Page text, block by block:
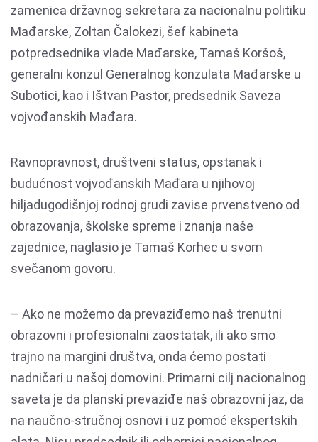
zamenica državnog sekretara za nacionalnu politiku
Mađarske, Zoltan Čalokezi, šef kabineta
potpredsednika vlade Mađarske, Tamaš Koršoš,
generalni konzul Generalnog konzulata Mađarske u
Subotici, kao i Ištvan Pastor, predsednik Saveza
vojvođanskih Mađara.
Ravnopravnost, društveni status, opstanak i
budućnost vojvođanskih Mađara u njihovoj
hiljadugodišnjoj rodnoj grudi zavise prvenstveno od
obrazovanja, školske spreme i znanja naše
zajednice, naglasio je Tamaš Korhec u svom
svečanom govoru.
– Ako ne možemo da prevaziđemo naš trenutni
obrazovni i profesionalni zaostatak, ili ako smo
trajno na margini društva, onda ćemo postati
nadničari u našoj domovini. Primarni cilj nacionalnog
saveta je da planski prevaziđe naš obrazovni jaz, da
na naučno-stručnoj osnovi i uz pomoć ekspertskih